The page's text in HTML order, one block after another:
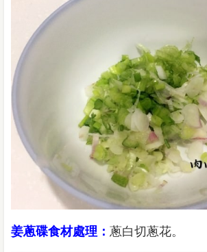
姜蔥碟食材處理： 蔥白切蔥花。